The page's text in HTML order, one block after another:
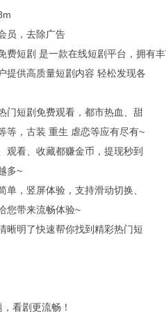
员，去除广告
费短剧 是一款在线短剧平台，拥有
提供高质量短剧内容 轻松发现各
门短剧免费观看，都市热血、甜
等，古装 重生 虐恋等应有尽有~
观看、收藏都赚金币，提现秒到
多~
单，竖屏体验，支持滑动切换、
您带来流畅体验~
晰明了快速帮你找到精彩热门短
看剧更流畅！